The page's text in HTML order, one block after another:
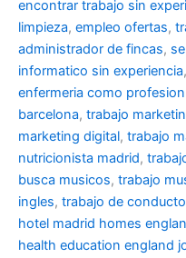
encontrar trabajo sin
limpieza, empleo ofertas,
administrador de fincas,
informatico sin experiencia,
enfermeria como profesion
barcelona, trabajo
marketing digital, trabajo
nutricionista madrid,
busca musicos, trabajo
ingles, trabajo de
hotel madrid homes
health education england